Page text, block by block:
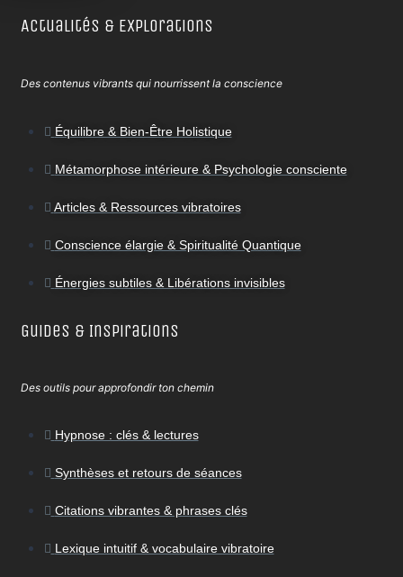
Actualités & Explorations
Des contenus vibrants qui nourrissent la conscience
Équilibre & Bien-Être Holistique
Métamorphose intérieure & Psychologie consciente
Articles & Ressources vibratoires
Conscience élargie & Spiritualité Quantique
Énergies subtiles & Libérations invisibles
Guides & Inspirations
Des outils pour approfondir ton chemin
Hypnose : clés & lectures
Synthèses et retours de séances
Citations vibrantes & phrases clés
Lexique intuitif & vocabulaire vibratoire